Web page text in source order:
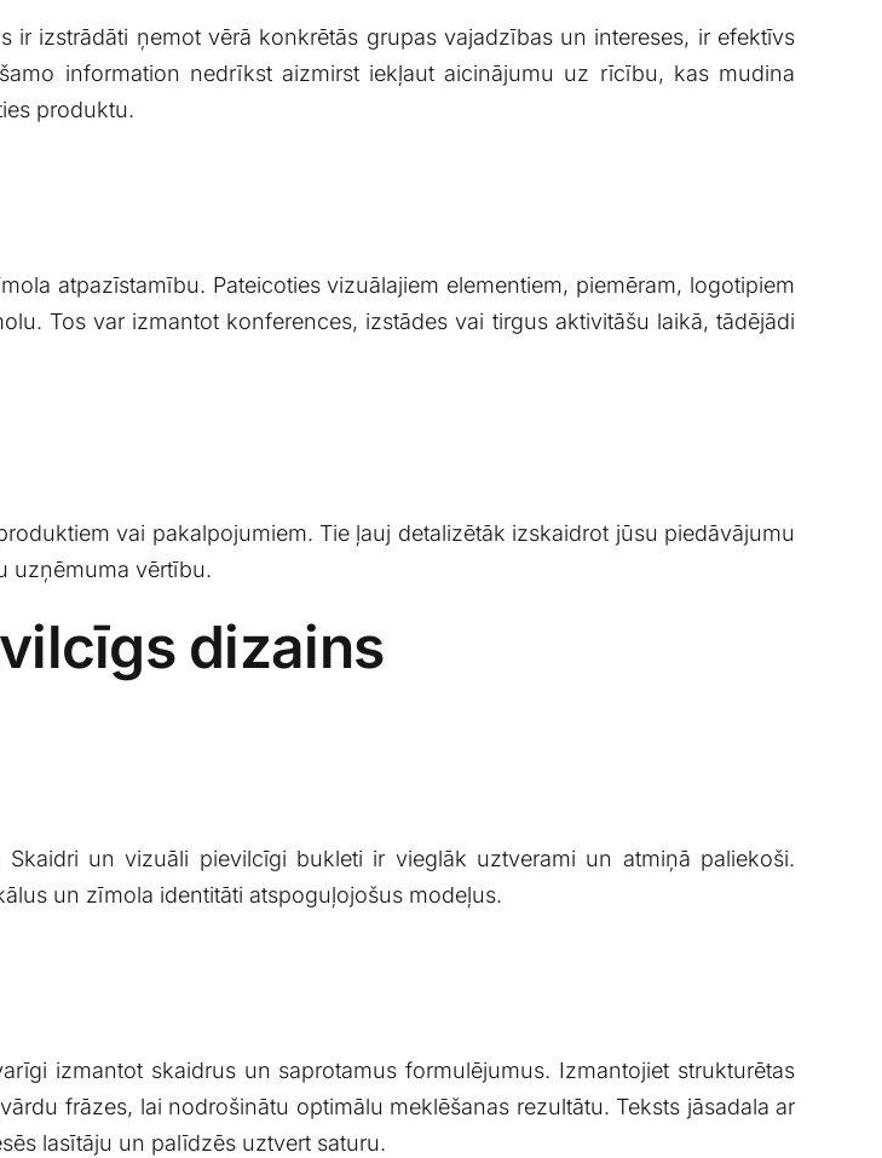
ir izstrādāti ņemot vērā ​konkrētās grupas vajadzības ‌un intereses, ⁢ir efektīvs
information nedrīkst aizmirst iekļaut aicinājumu uz rīcību, kas mudina
​produktu.
atpazīstamību.​ Pateicoties vizuālajiem elementiem, piemēram, logotipiem
Tos ⁣var izmantot konferences,⁤ izstādes vai tirgus⁤ aktivitāšu laikā, tādējādi
vai pakalpojumiem. Tie ļauj detalizētāk izskaidrot jūsu piedāvājumu
uzņēmuma ​vērtību.
dizains
un vizuāli pievilcīgi bukleti ir vieglāk uztverami un atmiņā ⁣paliekoši.
un⁤ zīmola identitāti atspoguļojošus modeļus.
izmantot skaidrus un ​saprotamus formulējumus. Izmantojiet⁢ strukturētas
frāzes, lai nodrošinātu optimālu meklēšanas rezultātu. Teksts jāsadala ar
lasītāju un palīdzēs uztvert saturu.